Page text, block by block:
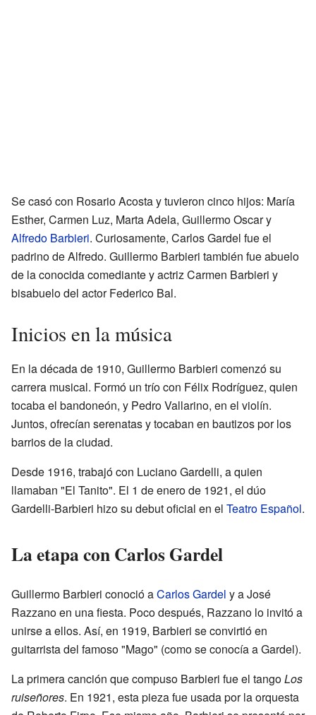
Se casó con Rosario Acosta y tuvieron cinco hijos: María
Esther, Carmen Luz, Marta Adela, Guillermo Oscar y
Alfredo Barbieri. Curiosamente, Carlos Gardel fue el
padrino de Alfredo. Guillermo Barbieri también fue abuelo
de la conocida comediante y actriz Carmen Barbieri y
bisabuelo del actor Federico Bal.
Inicios en la música
En la década de 1910, Guillermo Barbieri comenzó su
carrera musical. Formó un trío con Félix Rodríguez, quien
tocaba el bandoneón, y Pedro Vallarino, en el violín.
Juntos, ofrecían serenatas y tocaban en bautizos por los
barrios de la ciudad.
Desde 1916, trabajó con Luciano Gardelli, a quien
llamaban "El Tanito". El 1 de enero de 1921, el dúo
Gardelli-Barbieri hizo su debut oficial en el Teatro Español.
La etapa con Carlos Gardel
Guillermo Barbieri conoció aCarlos Gardel y a José
Razzano en una fiesta. Poco después, Razzano lo invitó a
unirse a ellos. Así, en 1919, Barbieri se convirtió en
guitarrista del famoso "Mago" (como se conocía a Gardel).
La primera canción que compuso Barbieri fue el tangoLos
ruiseñores. En 1921, esta pieza fue usada por la orquesta